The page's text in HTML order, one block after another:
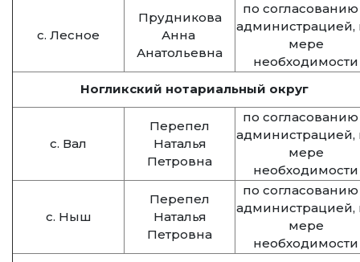
с. Лесное
Прудникова
Анна
Анатольевна
по согласованию
администрацией,
мере
необходимости
Ногликский нотариальный округ
с. Вал
Перепел
Наталья
Петровна
по согласованию
администрацией,
мере
необходимости
с. Ныш
Перепел
Наталья
Петровна
по согласованию
администрацией,
мере
необходимости